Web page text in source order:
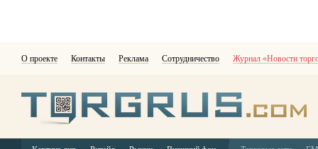
О проекте Контакты Реклама Сотрудничество Журнал «Новости